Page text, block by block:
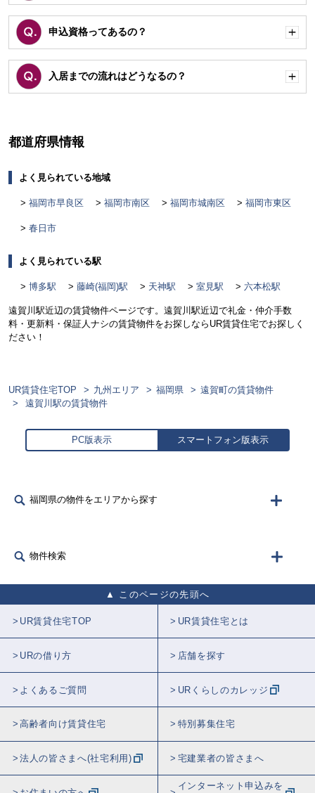
く
申込資格ってあるの？
く
入居までの流れはどうなるの？
く
都道府県情報
よく見られている地域
福岡市早良区 福岡市南区 福岡市城南区 福岡市東区
春日市
よく見られている駅
博多駅 藤崎(福岡)駅 天神駅 室見駅 六本松駅
遠賀川駅近辺の賃貸物件ページです。遠賀川駅近辺で礼金・仲介手数
料・更新料・保証人ナシの賃貸物件をお探しならUR賃貸住宅でお探しく
ださい！
UR賃貸住宅TOP 九州エリア 福岡県
遠賀町の賃貸物件
遠賀川駅の賃貸物件
PC版表示 スマートフォン版表示
福岡県の物件をエリアから探す
物件検索
このページの先頭へ
UR賃貸住宅TOP UR賃貸住宅とは
URの借り方 店舗を探す
よくあるご質問 URくらしのカレッジ
高齢者向け賃貸住宅 特別募集住宅
法人の皆さまへ(社宅利用) 宅建業者の皆さまへ
インターネット申込みを